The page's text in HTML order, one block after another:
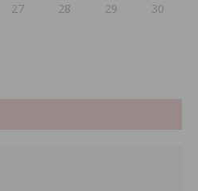
27 28 29
30